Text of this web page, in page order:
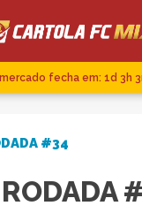
fecha em: 1d 3h
#34